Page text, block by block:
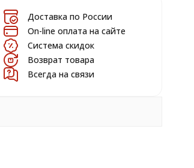
Доставка по России
On-line оплата на сайте
Система скидок
Возврат товара
Всегда на связи